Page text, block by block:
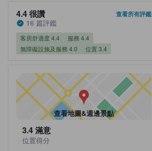
住宿評鑑分數4.4（總分5分） 很讚 16 篇評鑑
4.4很讚
16 篇評鑑
查看所有評鑑
客房舒適度 4.4
服務 4.4
無障礙設施及服務 4.0
位置 3.4
查看地圖&週邊景點
3.4滿意
位置得分